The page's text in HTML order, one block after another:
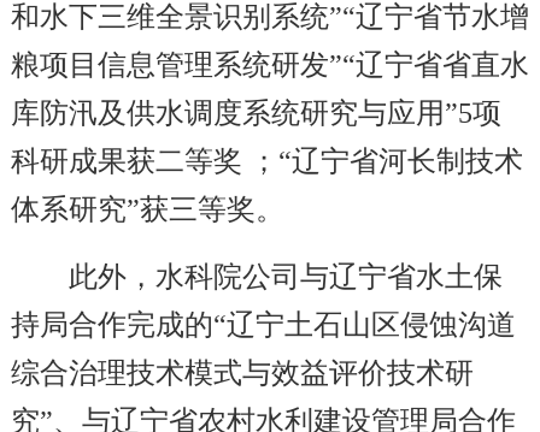
和水下三维全景识别系统”“辽宁省节水增
粮项目信息管理系统研发”“辽宁省省直水
库防汛及供水调度系统研究与应用”5项
科研成果获二等奖 ；“辽宁省河长制技术
体系研究”获三等奖。
此外，水科院公司与辽宁省水土保
持局合作完成的“辽宁土石山区侵蚀沟道
综合治理技术模式与效益评价技术研
究”、与辽宁省农村水利建设管理局合作